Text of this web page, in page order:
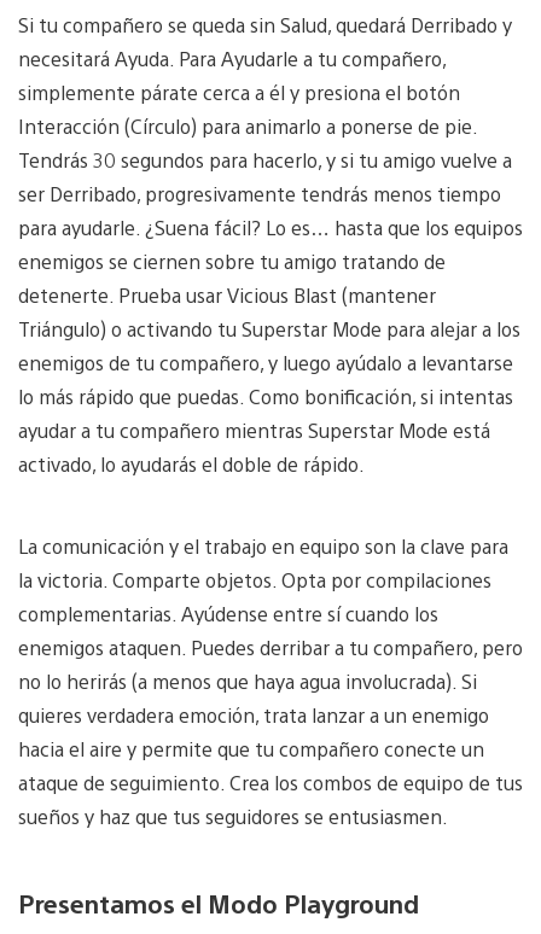
Si tu compañero se queda sin Salud, quedará Derribado y
necesitará Ayuda. Para Ayudarle a tu compañero,
simplemente párate cerca a él y presiona el botón
Interacción (Círculo) para animarlo a ponerse de pie.
Tendrás 30 segundos para hacerlo, y si tu amigo vuelve a
ser Derribado, progresivamente tendrás menos tiempo
para ayudarle. ¿Suena fácil? Lo es… hasta que los equipos
enemigos se ciernen sobre tu amigo tratando de
detenerte. Prueba usar Vicious Blast (mantener
Triángulo) o activando tu Superstar Mode para alejar a los
enemigos de tu compañero, y luego ayúdalo a levantarse
lo más rápido que puedas. Como bonificación, si intentas
ayudar a tu compañero mientras Superstar Mode está
activado, lo ayudarás el doble de rápido.
La comunicación y el trabajo en equipo son la clave para
la victoria. Comparte objetos. Opta por compilaciones
complementarias. Ayúdense entre sí cuando los
enemigos ataquen. Puedes derribar a tu compañero, pero
no lo herirás (a menos que haya agua involucrada). Si
quieres verdadera emoción, trata lanzar a un enemigo
hacia el aire y permite que tu compañero conecte un
ataque de seguimiento. Crea los combos de equipo de tus
sueños y haz que tus seguidores se entusiasmen.
Presentamos el Modo Playground